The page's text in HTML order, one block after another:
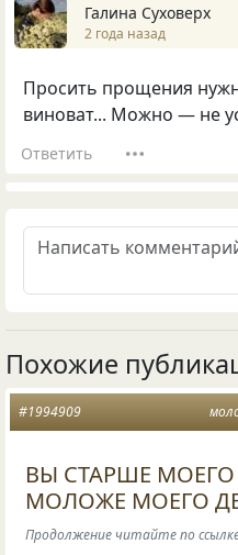
Галина Суховерх
2 года назад
Просить прощения
виноват... Можно — не
Ответить
Похожие
#1994909
ВЫ СТАРШЕ
МОЛОЖЕ МОЕГО
Продолжение читайте по